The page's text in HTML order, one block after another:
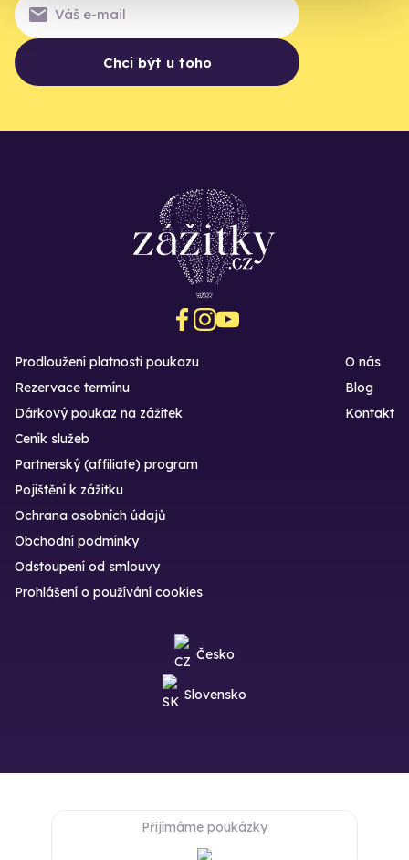
Chci být u toho
Prodloužení platnosti poukazu
Rezervace termínu
Dárkový poukaz na zážitek
O nás
Blog
Kontakt
Ceník služeb
Partnerský (affiliate) program
Pojištění k zážitku
Ochrana osobních údajů
Obchodní podmínky
Odstoupení od smlouvy
Prohlášení o používání cookies
Česko
Slovensko
Přijímáme poukázky